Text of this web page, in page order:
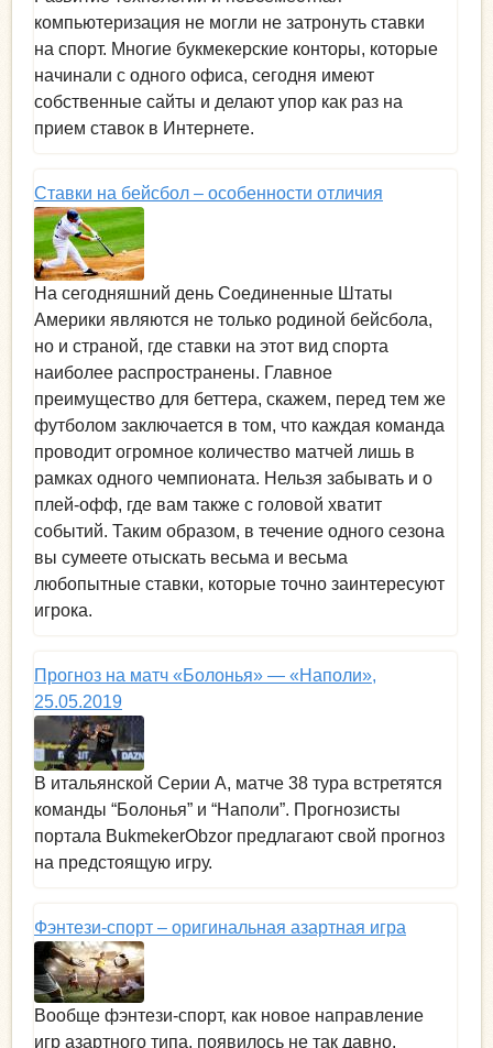
компьютеризация не могли не затронуть ставки
на спорт. Многие букмекерские конторы, которые
начинали с одного офиса, сегодня имеют
собственные сайты и делают упор как раз на
прием ставок в Интернете.
Ставки на бейсбол – особенности отличия
На сегодняшний день Соединенные Штаты
Америки являются не только родиной бейсбола,
но и страной, где ставки на этот вид спорта
наиболее распространены. Главное
преимущество для беттера, скажем, перед тем же
футболом заключается в том, что каждая команда
проводит огромное количество матчей лишь в
рамках одного чемпионата. Нельзя забывать и о
плей-офф, где вам также с головой хватит
событий. Таким образом, в течение одного сезона
вы сумеете отыскать весьма и весьма
любопытные ставки, которые точно заинтересуют
игрока.
Прогноз на матч «Болонья» — «Наполи»,
25.05.2019
В итальянской Серии А, матче 38 тура встретятся
команды “Болонья” и “Наполи”. Прогнозисты
портала BukmekerObzor предлагают свой прогноз
на предстоящую игру.
Фэнтези-спорт – оригинальная азартная игра
Вообще фэнтези-спорт, как новое направление
игр азартного типа, появилось не так давно.